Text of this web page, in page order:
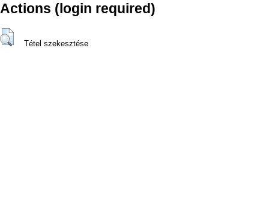
Actions (login required)
Tétel szekesztése